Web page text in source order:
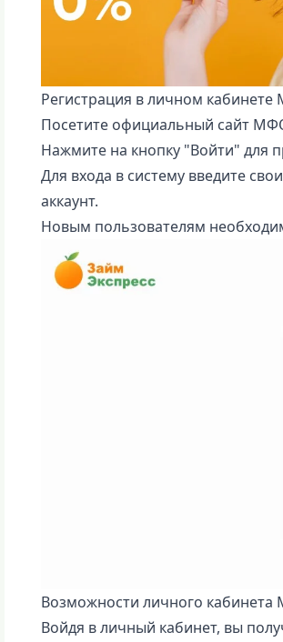
Регистрация в личном кабинете
Посетите официальный сайт
Нажмите на кнопку "Войти" для
Для входа в систему введите
аккаунт.
Новым пользователям
Возможности личного кабинета
Войдя в личный кабинет, вы